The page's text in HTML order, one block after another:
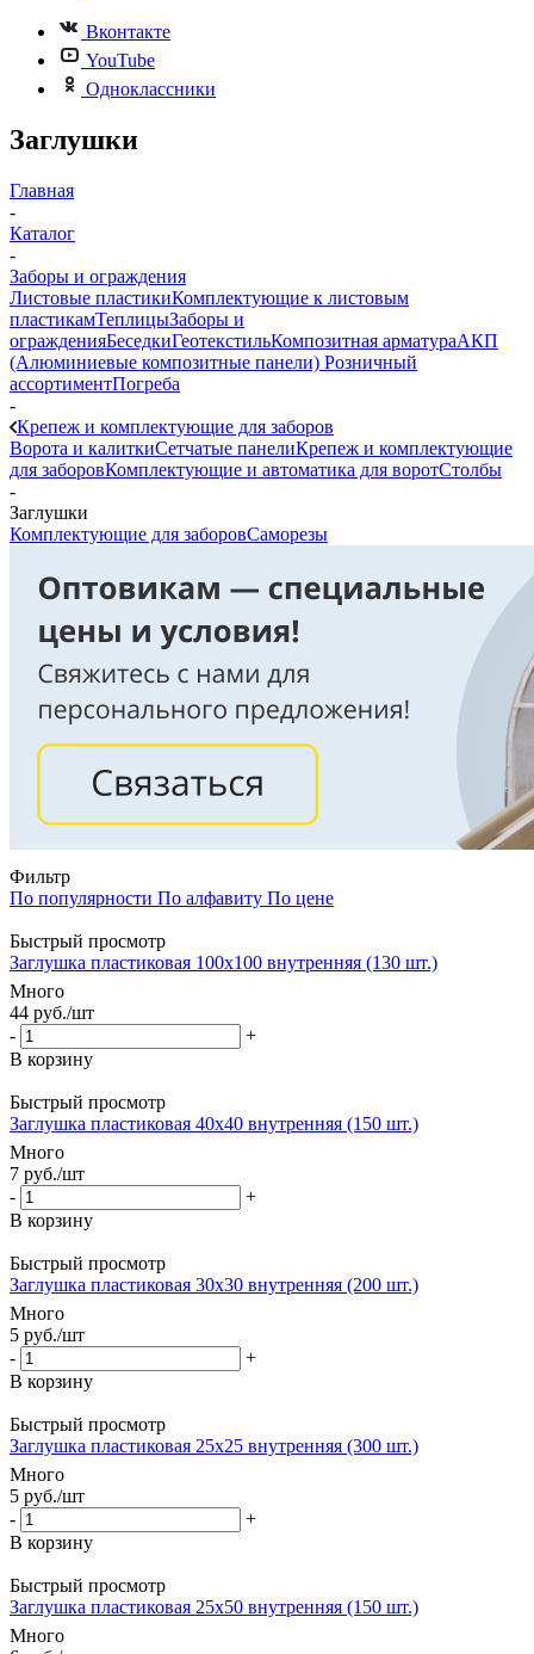
Вконтакте
YouTube
Одноклассники
Заглушки
Главная
-
Каталог
-
Заборы и ограждения
Листовые пластикиКомплектующие к листовым
пластикамТеплицыЗаборы и
огражденияБеседкиГеотекстильКомпозитная арматураАКП
(Алюминиевые композитные панели) Розничный
ассортиментПогреба
-
Крепеж и комплектующие для заборов
Ворота и калиткиСетчатые панелиКрепеж и комплектующие
для заборовКомплектующие и автоматика для воротСтолбы
-
Заглушки
Комплектующие для заборовСаморезы
Фильтр
По популярности По алфавиту По цене
Быстрый просмотр
Заглушка пластиковая 100х100 внутренняя (130 шт.)
Много
44 руб./шт
-
+
В корзину
Быстрый просмотр
Заглушка пластиковая 40х40 внутренняя (150 шт.)
Много
7 руб./шт
-
+
В корзину
Быстрый просмотр
Заглушка пластиковая 30х30 внутренняя (200 шт.)
Много
5 руб./шт
-
+
В корзину
Быстрый просмотр
Заглушка пластиковая 25х25 внутренняя (300 шт.)
Много
5 руб./шт
-
+
В корзину
Быстрый просмотр
Заглушка пластиковая 25х50 внутренняя (150 шт.)
Много